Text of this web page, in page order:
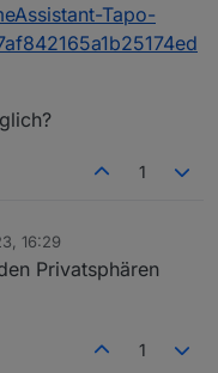
Tapo-
1
16:29
Privatsphären
1